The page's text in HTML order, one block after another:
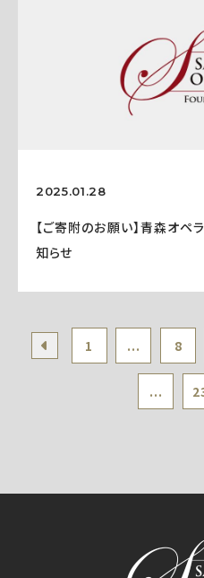
2025.01.28
【ご寄附のお願い】青森オペ
知らせ
1 ... 8
...